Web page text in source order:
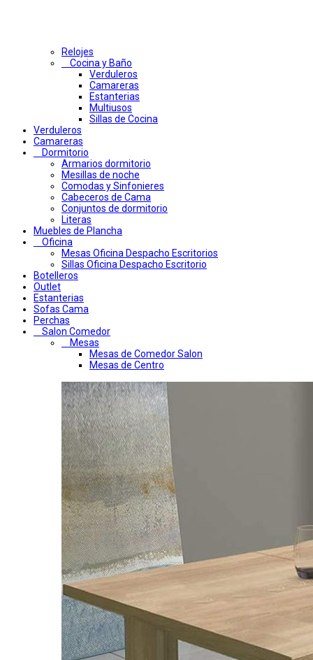
Relojes
Cocina y Baño
Verduleros
Camareras
Estanterias
Multiusos
Sillas de Cocina
Verduleros
Camareras
Dormitorio
Armarios dormitorio
Mesillas de noche
Comodas y Sinfonieres
Cabeceros de Cama
Conjuntos de dormitorio
Literas
Muebles de Plancha
Oficina
Mesas Oficina Despacho Escritorios
Sillas Oficina Despacho Escritorio
Botelleros
Outlet
Estanterias
Sofas Cama
Perchas
Salon Comedor
Mesas
Mesas de Comedor Salon
Mesas de Centro